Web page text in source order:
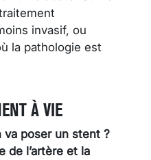
invasif, ou
la pathologie est
À VIE
va poser un stent ?
de l’artère et la